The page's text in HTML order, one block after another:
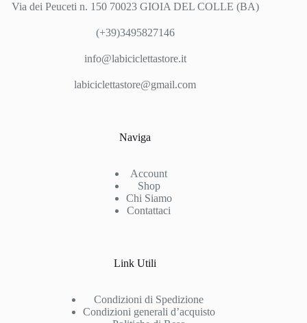
Via dei Peuceti n. 150 70023 GIOIA DEL COLLE (BA)
(+39)3495827146
info@labiciclettastore.it
labiciclettastore@gmail.com
Naviga
Account
Shop
Chi Siamo
Contattaci
Link Utili
Condizioni di Spedizione
Condizioni generali d’acquisto